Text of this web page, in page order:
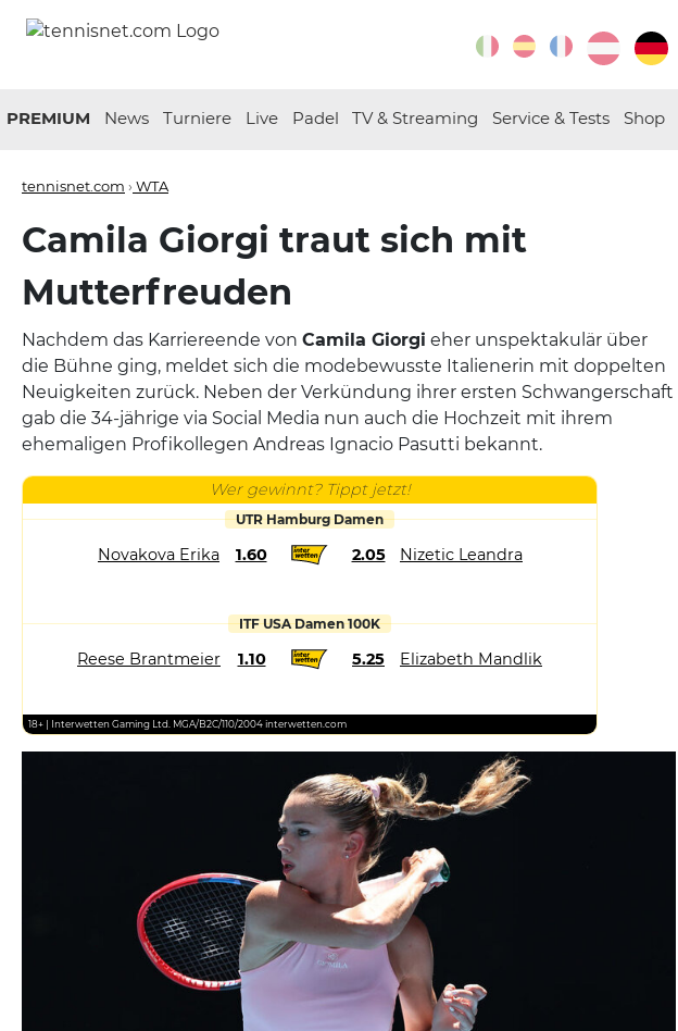
PREMIUM News Turniere Live Padel TV & Streaming Service & Tests Shop
tennisnet.com › WTA
Camila Giorgi traut sich mit
Mutterfreuden
Nachdem das Karriereende von Camila Giorgi eher unspektakulär über
die Bühne ging, meldet sich die modebewusste Italienerin mit doppelten
Neuigkeiten zurück. Neben der Verkündung ihrer ersten Schwangerschaft
gab die 34-jährige via Social Media nun auch die Hochzeit mit ihrem
ehemaligen Profikollegen Andreas Ignacio Pasutti bekannt.
Wer gewinnt? Tippt jetzt!
UTR Hamburg Damen
Novakova Erika 1.60 2.05 Nizetic Leandra
ITF USA Damen 100K
Reese Brantmeier 1.10 5.25 Elizabeth Mandlik
18+ | Interwetten Gaming Ltd. MGA/B2C/110/2004 interwetten.com